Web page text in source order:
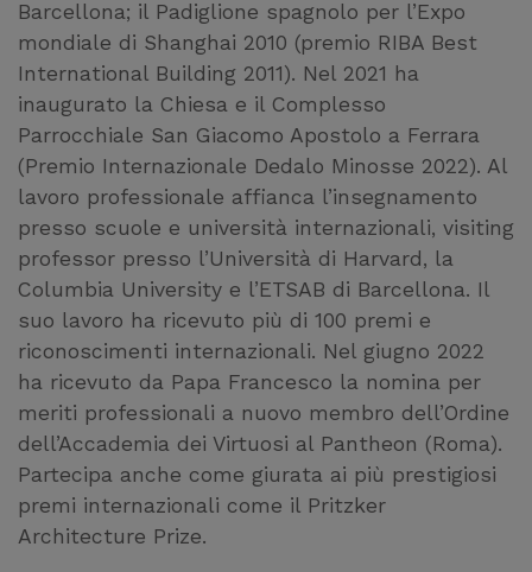
Barcellona; il Padiglione spagnolo per l’Expo
mondiale di Shanghai 2010 (premio RIBA Best
International Building 2011). Nel 2021 ha
inaugurato la Chiesa e il Complesso
Parrocchiale San Giacomo Apostolo a Ferrara
(Premio Internazionale Dedalo Minosse 2022). Al
lavoro professionale affianca l’insegnamento
presso scuole e università internazionali, visiting
professor presso l’Università di Harvard, la
Columbia University e l’ETSAB di Barcellona. Il
suo lavoro ha ricevuto più di 100 premi e
riconoscimenti internazionali. Nel giugno 2022
ha ricevuto da Papa Francesco la nomina per
meriti professionali a nuovo membro dell’Ordine
dell’Accademia dei Virtuosi al Pantheon (Roma).
Partecipa anche come giurata ai più prestigiosi
premi internazionali come il Pritzker
Architecture Prize.